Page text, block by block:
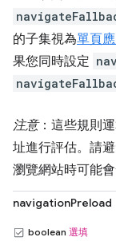
的子集視為單頁
果您同時設定
注意：這些規則
址進行評估。請
瀏覽網站時可能會
navigationPreload
boolean 選填